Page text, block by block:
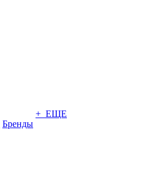
Бренды
+ ЕЩЕ